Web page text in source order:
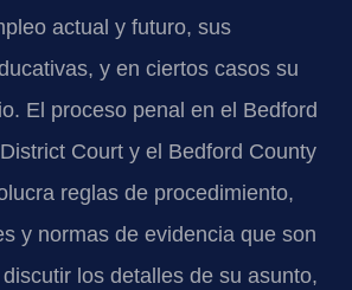
actual y futuro, sus
y en ciertos casos su
El proceso penal en el Bedford
Court y el Bedford County
reglas de procedimiento,
y normas de evidencia que son
los detalles de su asunto,